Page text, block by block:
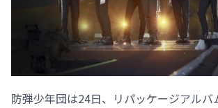
防弾少年団は24日、リパッケージアルバ